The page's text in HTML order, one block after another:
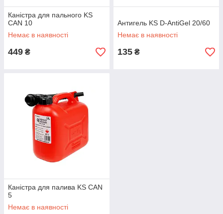
Каністра для пального KS
CAN 10
Немає в наявності
449 ₴
Антигель KS D-AntiGel 20/60
Немає в наявності
135 ₴
Каністра для палива KS CAN
5
Немає в наявності